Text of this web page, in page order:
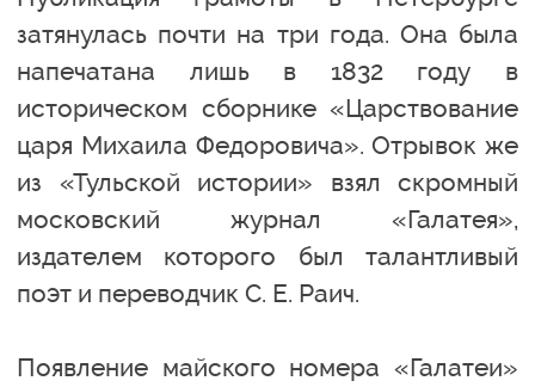
затянулась почти на три года. Она была
напечатана лишь в 1832 году в
историческом сборнике «Царствование
царя Михаила Федоровича». Отрывок же
из «Тульской истории» взял скромный
московский журнал «Галатея»,
издателем которого был талантливый
поэт и переводчик С. Е. Раич.
Появление майского номера «Галатеи»